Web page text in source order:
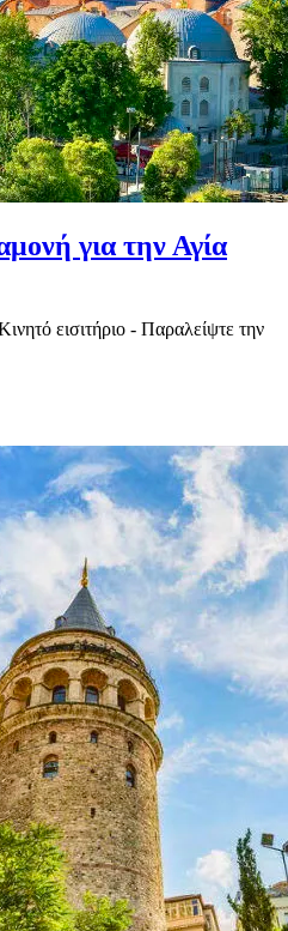
για την Αγία
εισιτήριο - Παραλείψτε την